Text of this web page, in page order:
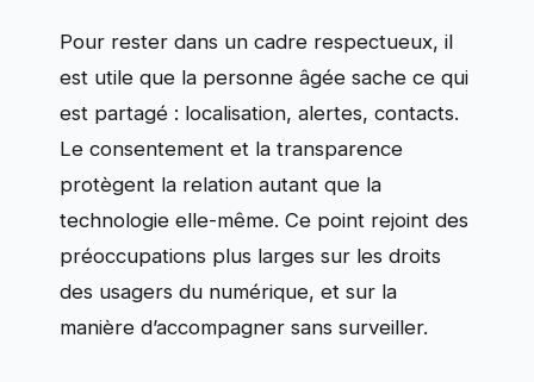
Pour rester dans un cadre respectueux, il
est utile que la personne âgée sache ce qui
est partagé : localisation, alertes, contacts.
Le consentement et la transparence
protègent la relation autant que la
technologie elle-même. Ce point rejoint des
préoccupations plus larges sur les droits
des usagers du numérique, et sur la
manière d’accompagner sans surveiller.